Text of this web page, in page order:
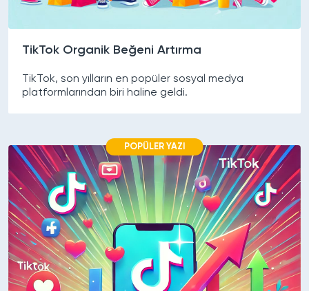
TikTok Organik Beğeni Artırma
TikTok, son yılların en popüler sosyal medya
platformlarından biri haline geldi.
POPÜLER YAZI